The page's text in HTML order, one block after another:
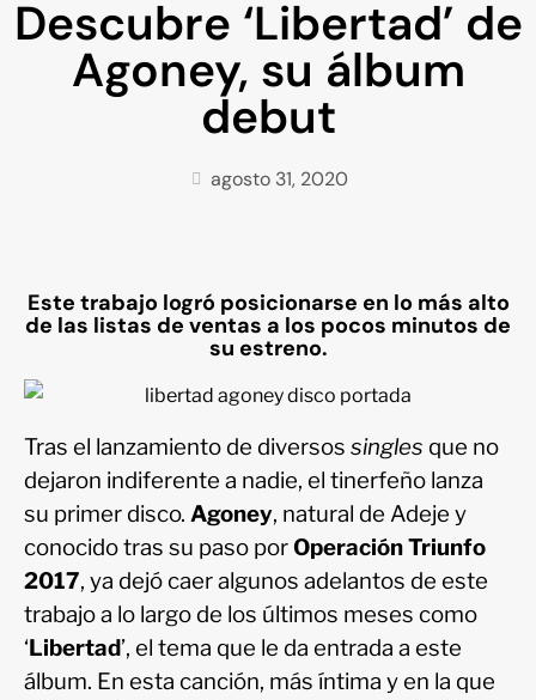
Descubre ‘Libertad’ de
Agoney, su álbum
debut
agosto 31, 2020
Este trabajo logró posicionarse en lo más alto
de las listas de ventas a los pocos minutos de
su estreno.
Tras el lanzamiento de diversos singles que no
dejaron indiferente a nadie, el tinerfeño lanza
su primer disco. Agoney, natural de Adeje y
conocido tras su paso porOperación Triunfo
2017, ya dejó caer algunos adelantos de este
trabajo a lo largo de los últimos meses como
‘Libertad’, el tema que le da entrada a este
álbum. En esta canción, más íntima y en la que